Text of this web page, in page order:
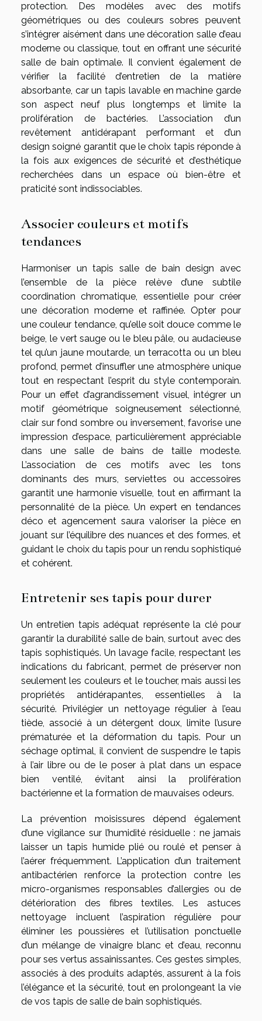
protection. Des modèles avec des motifs
géométriques ou des couleurs sobres peuvent
s’intégrer aisément dans une décoration salle d’eau
moderne ou classique, tout en offrant une sécurité
salle de bain optimale. Il convient également de
vérifier la facilité d’entretien de la matière
absorbante, car un tapis lavable en machine garde
son aspect neuf plus longtemps et limite la
prolifération de bactéries. L’association d’un
revêtement antidérapant performant et d’un
design soigné garantit que le choix tapis réponde à
la fois aux exigences de sécurité et d’esthétique
recherchées dans un espace où bien-être et
praticité sont indissociables.
Associer couleurs et motifs
tendances
Harmoniser un tapis salle de bain design avec
l’ensemble de la pièce relève d’une subtile
coordination chromatique, essentielle pour créer
une décoration moderne et raffinée. Opter pour
une couleur tendance, qu’elle soit douce comme le
beige, le vert sauge ou le bleu pâle, ou audacieuse
tel qu’un jaune moutarde, un terracotta ou un bleu
profond, permet d’insuffler une atmosphère unique
tout en respectant l’esprit du style contemporain.
Pour un effet d’agrandissement visuel, intégrer un
motif géométrique soigneusement sélectionné,
clair sur fond sombre ou inversement, favorise une
impression d’espace, particulièrement appréciable
dans une salle de bains de taille modeste.
L’association de ces motifs avec les tons
dominants des murs, serviettes ou accessoires
garantit une harmonie visuelle, tout en affirmant la
personnalité de la pièce. Un expert en tendances
déco et agencement saura valoriser la pièce en
jouant sur l’équilibre des nuances et des formes, et
guidant le choix du tapis pour un rendu sophistiqué
et cohérent.
Entretenir ses tapis pour durer
Un entretien tapis adéquat représente la clé pour
garantir la durabilité salle de bain, surtout avec des
tapis sophistiqués. Un lavage facile, respectant les
indications du fabricant, permet de préserver non
seulement les couleurs et le toucher, mais aussi les
propriétés antidérapantes, essentielles à la
sécurité. Privilégier un nettoyage régulier à l’eau
tiède, associé à un détergent doux, limite l’usure
prématurée et la déformation du tapis. Pour un
séchage optimal, il convient de suspendre le tapis
à l’air libre ou de le poser à plat dans un espace
bien ventilé, évitant ainsi la prolifération
bactérienne et la formation de mauvaises odeurs.
La prévention moisissures dépend également
d’une vigilance sur l’humidité résiduelle : ne jamais
laisser un tapis humide plié ou roulé et penser à
l’aérer fréquemment. L’application d’un traitement
antibactérien renforce la protection contre les
micro-organismes responsables d’allergies ou de
détérioration des fibres textiles. Les astuces
nettoyage incluent l’aspiration régulière pour
éliminer les poussières et l’utilisation ponctuelle
d’un mélange de vinaigre blanc et d’eau, reconnu
pour ses vertus assainissantes. Ces gestes simples,
associés à des produits adaptés, assurent à la fois
l’élégance et la sécurité, tout en prolongeant la vie
de vos tapis de salle de bain sophistiqués.